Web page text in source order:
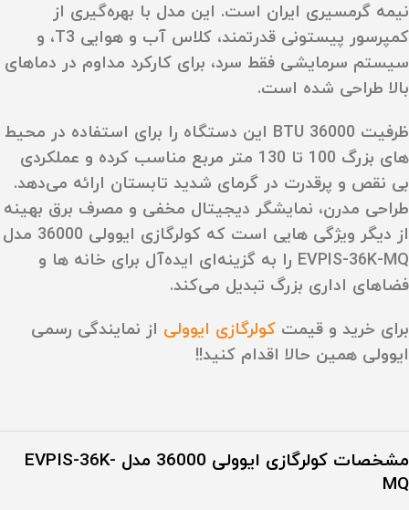
نیمه‌ گرمسیری ایران است. این مدل با بهره‌گیری از
کمپرسور پیستونی قدرتمند، کلاس آب‌ و هوایی T3، و
سیستم سرمایشی فقط سرد، برای کارکرد مداوم در دماهای
بالا طراحی شده است.
ظرفیت 36000 BTU
این دستگاه را برای استفاده در محیط‌
های بزرگ 100 تا 130 متر مربع
مناسب کرده و عملکردی
بی‌ نقص و پرقدرت در گرمای شدید تابستان ارائه می‌دهد.
طراحی مدرن، نمایشگر دیجیتال مخفی و مصرف برق بهینه
از دیگر ویژگی‌ هایی است که کولرگازی ایوولی 36000 مدل
EVPIS-36K-MQ را به گزینه‌ای ایده‌آل برای خانه‌ ها و
فضاهای اداری بزرگ تبدیل می‌کند.
برای خرید و قیمت کولرگازی ایوولی از نمایندگی رسمی
ایوولی همین حالا اقدام کنید!!
مشخصات
کولرگازی ایوولی 36000 مدل EVPIS-36K-
MQ